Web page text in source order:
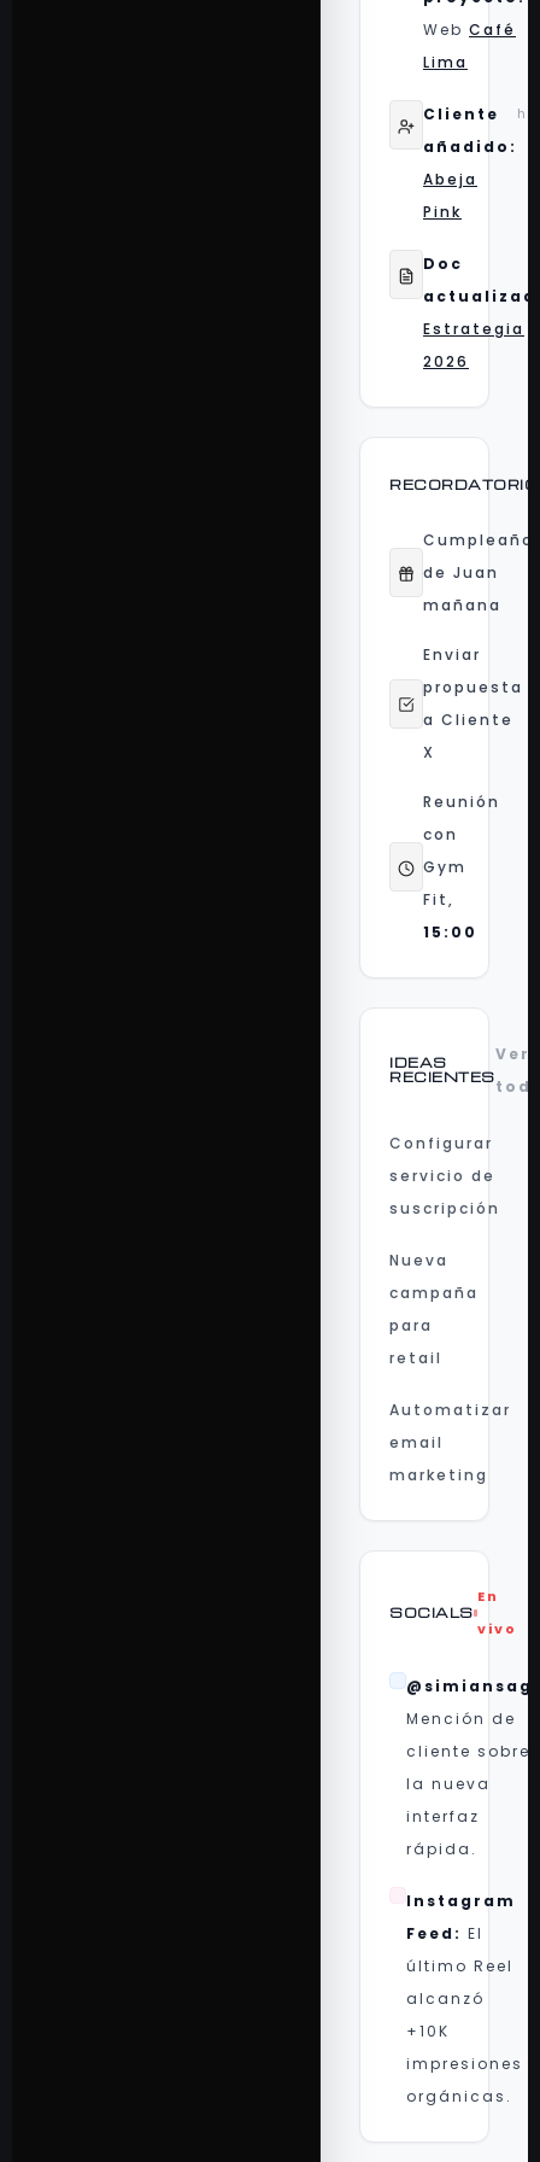
Web Café
Lima
Cliente
añadido:
Abeja
Pink
Doc
Estrategia
2026
de Juan
mañana
Enviar
propuesta
a Cliente
X
Reunión
con
Gym
Fit,
15:00
IDEAS
RECIENTES
Ver
Configurar
servicio de
suscripción
Nueva
campaña
para
retail
Automatizar
email
marketing
SOCIALS
En
vivo
Mención de
cliente sobre
la nueva
interfaz
rápida.
Instagram
Feed: El
último Reel
alcanzó
+10K
impresiones
orgánicas.